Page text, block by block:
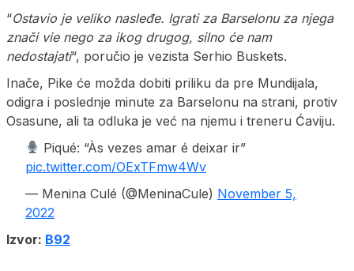
“Ostavio je veliko nasleđe. Igrati za Barselonu za njega
znači vie nego za ikog drugog, silno će nam
nedostajati“, poručio je vezista Serhio Buskets.
Inače, Pike će možda dobiti priliku da pre Mundijala,
odigra i poslednje minute za Barselonu na strani, protiv
Osasune, ali ta odluka je već na njemu i treneru Ćaviju.
Piqué: “Às vezes amar é deixar ir”
pic.twitter.com/OExTFmw4Wv
— Menina Culé (@MeninaCule) November 5,
2022
Izvor: B92